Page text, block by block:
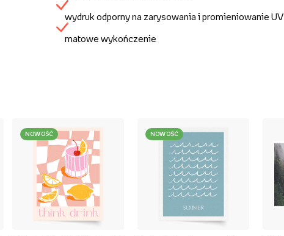
wydruk odporny na zarysowania i promieniowanie UV
matowe wykończenie
NOWOŚĆ NOWOŚĆ